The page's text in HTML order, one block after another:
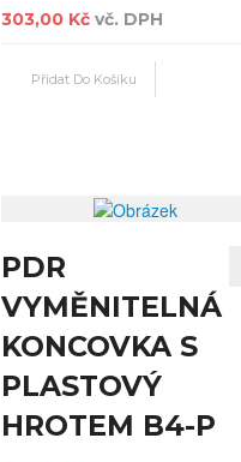
303,00 Kč vč. DPH
PDR
VYMĚNITELNÁ
KONCOVKA S
PLASTOVÝ
HROTEM B4-P